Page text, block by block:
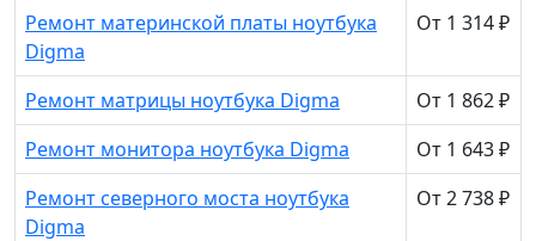
Ремонт материнской платы ноутбука
Digma
От 1 314 ₽
Ремонт матрицы ноутбука Digma
От 1 862 ₽
Ремонт монитора ноутбука Digma
От 1 643 ₽
Ремонт северного моста ноутбука
Digma
От 2 738 ₽